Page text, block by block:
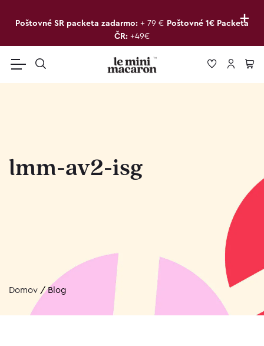
+
Poštovné SR packeta zadarmo: + 79 € Poštovné 1€ Packeta
ČR: +49€
lmm-av2-isg
Domov /Blog